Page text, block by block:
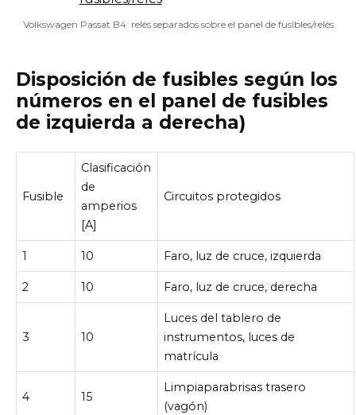
Volkswagen Passat B4: relés separados sobre el panel de fusibles/relés
Disposición de fusibles según los
números en el panel de fusibles
de izquierda a derecha)
Fusible
Clasificación
de
amperios
[A]
Circuitos protegidos
1 10 Faro, luz de cruce, izquierda
2 10 Faro, luz de cruce, derecha
3 10
Luces del tablero de
instrumentos, luces de
matrícula
4 15
Limpiaparabrisas trasero
(vagón)